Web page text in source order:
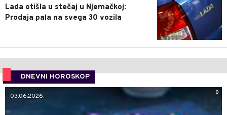
Lada otišla u stečaj u Njemačkoj:
Prodaja pala na svega 30 vozila
DNEVNI HOROSKOP
0
03.06.2026.